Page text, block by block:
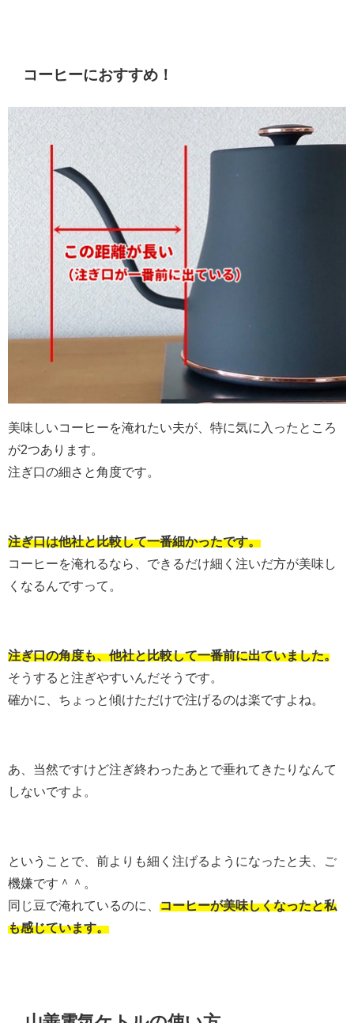
コーヒーにおすすめ！
美味しいコーヒーを淹れたい夫が、特に気に入ったところ
が2つあります。
注ぎ口の細さと角度です。
注ぎ口は他社と比較して一番細かったです。
コーヒーを淹れるなら、できるだけ細く注いだ方が美味し
くなるんですって。
注ぎ口の角度も、他社と比較して一番前に出ていました。
そうすると注ぎやすいんだそうです。
確かに、ちょっと傾けただけで注げるのは楽ですよね。
あ、当然ですけど注ぎ終わったあとで垂れてきたりなんて
しないですよ。
ということで、前よりも細く注げるようになったと夫、ご
機嫌です＾＾。
同じ豆で淹れているのに、 コーヒーが美味しくなったと私
も感じています。